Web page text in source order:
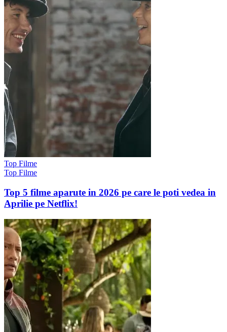
Top Filme
Top Filme
Top 5 filme aparute in 2026 pe care le poti vedea in
Aprilie pe Netflix!